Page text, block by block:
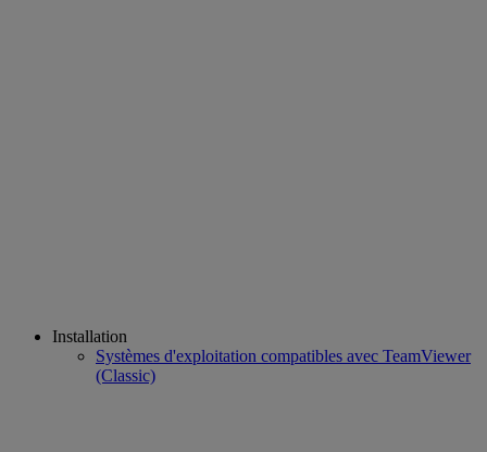
Installation
Systèmes d'exploitation compatibles avec TeamViewer
(Classic)